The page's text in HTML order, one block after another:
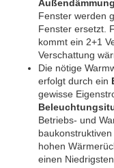
Außendämmung
Fenster werden
Fenster ersetzt.
kommt ein 2+1
Verschattung
Die nötige
erfolgt durch ein
gewisse
Betriebs- und
hohen
einen